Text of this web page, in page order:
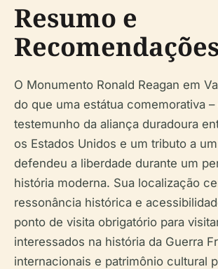
Resumo e
O Monumento Ronald Reagan em
do que uma estátua comemorativa –
testemunho da aliança duradoura
os Estados Unidos e um tributo a
defendeu a liberdade durante um
história moderna. Sua localização
ressonância histórica e
ponto de visita obrigatório para
interessados na história da Guerra
internacionais e patrimônio cultural